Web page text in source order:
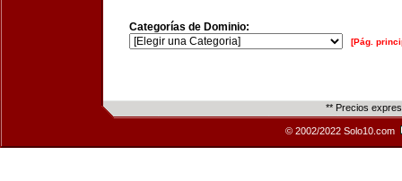
Categorías de Dominio:
[Pág.
** Precios
© 2002/2022 Solo10.com